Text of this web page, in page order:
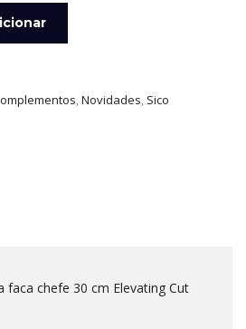
,Novidades, Sico
faca chefe 30 cm Elevating Cut